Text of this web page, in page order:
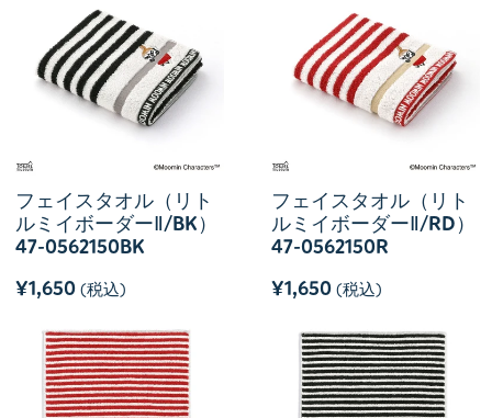
フェイスタオル（リト
ルミイボーダーⅡ/BK）
47-0562150BK
¥1,650 (税込)
フェイスタオル（リト
ルミイボーダーⅡ/RD）
47-0562150R
¥1,650 (税込)